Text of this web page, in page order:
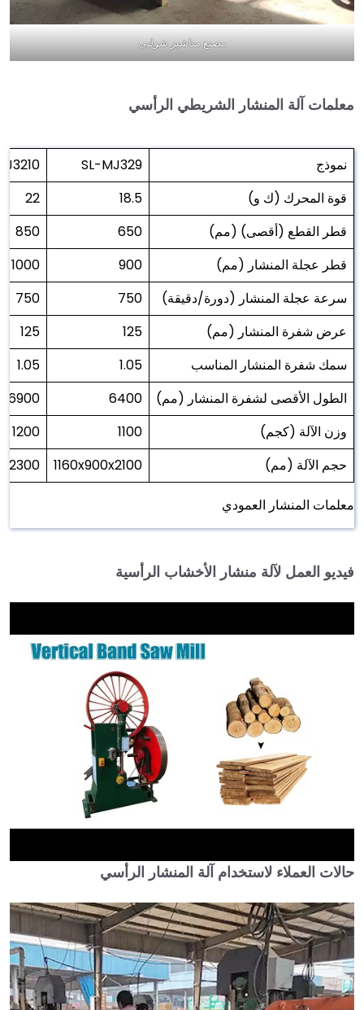
مصنع مناشير شوليي
معلمات آلة المنشار الشريطي الرأسي
نموذج SL-MJ329
قوة المحرك (ك و)
18.5
22
قطر القطع (أقصى) (مم)
650
850
قطر عجلة المنشار (مم)
900
1000
سرعة عجلة المنشار (دورة/دقيقة)
750
750
عرض شفرة المنشار (مم)
125
125
سمك شفرة المنشار المناسب
1.05
1.05
الطول الأقصى لشفرة المنشار (مم)
6400
6900
وزن الآلة (كجم)
1100
1200
حجم الآلة (مم)
1160x900x2100
معلمات المنشار العمودي
فيديو العمل لآلة منشار الأخشاب الرأسية
►
حالات العملاء لاستخدام آلة المنشار الرأسي